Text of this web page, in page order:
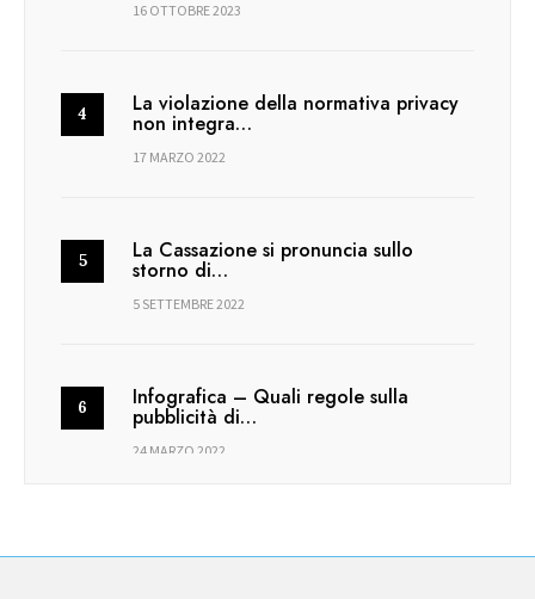
16 OTTOBRE 2023
La violazione della normativa privacy
non integra…
17 MARZO 2022
La Cassazione si pronuncia sullo
storno di…
5 SETTEMBRE 2022
Infografica – Quali regole sulla
pubblicità di…
24 MARZO 2022